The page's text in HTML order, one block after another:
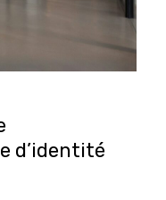
d’identité